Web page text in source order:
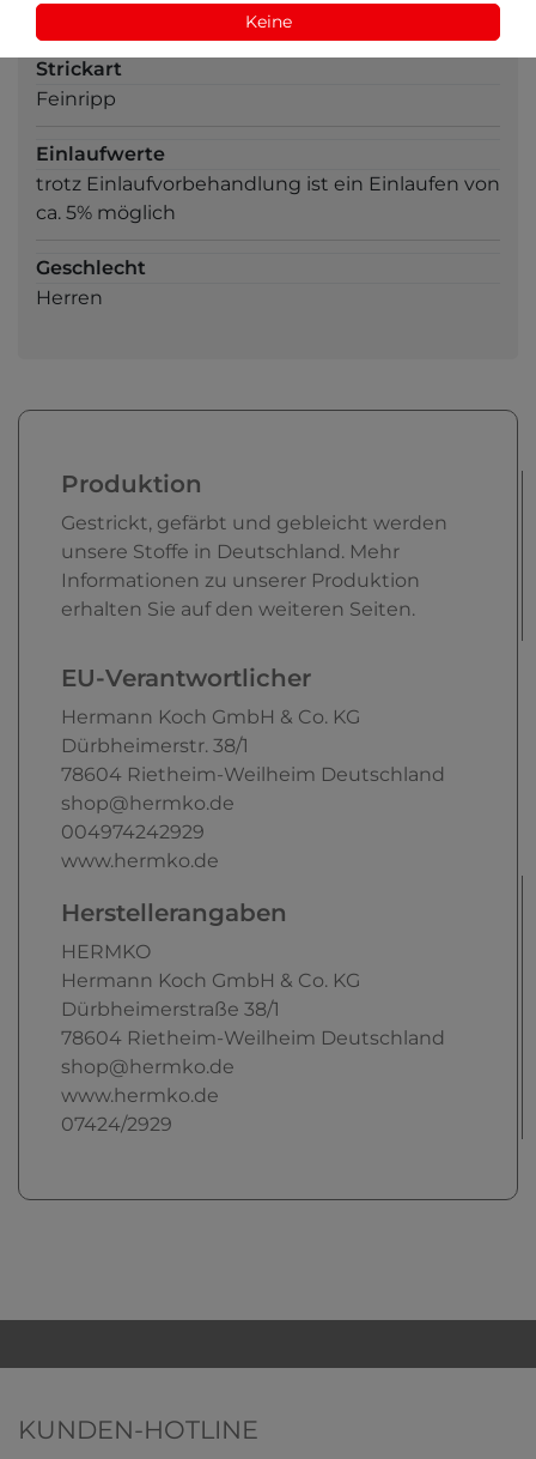
Carree
Strickart
Feinripp
Einlaufwerte
trotz Einlaufvorbehandlung ist ein Einlaufen von
ca. 5% möglich
Geschlecht
Herren
Produktion
Gestrickt, gefärbt und gebleicht werden
unsere Stoffe in Deutschland. Mehr
Informationen zu unserer Produktion
erhalten Sie auf den weiteren Seiten.
EU-Verantwortlicher
Hermann Koch GmbH & Co. KG
Dürbheimerstr. 38/1
78604 Rietheim-Weilheim Deutschland
shop@hermko.de
004974242929
www.hermko.de
Herstellerangaben
HERMKO
Hermann Koch GmbH & Co. KG
Dürbheimerstraße 38/1
78604 Rietheim-Weilheim Deutschland
shop@hermko.de
www.hermko.de
07424/2929
KUNDEN-HOTLINE
Keine